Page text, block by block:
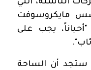
الناشئة، التي
مايكروسوفت
"أحياناً، يجب على
".
ستجد أن الساحة